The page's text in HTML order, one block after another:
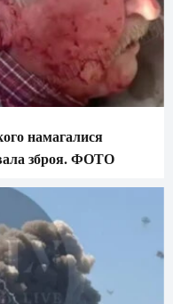
намагалися
зброя. ФОТО